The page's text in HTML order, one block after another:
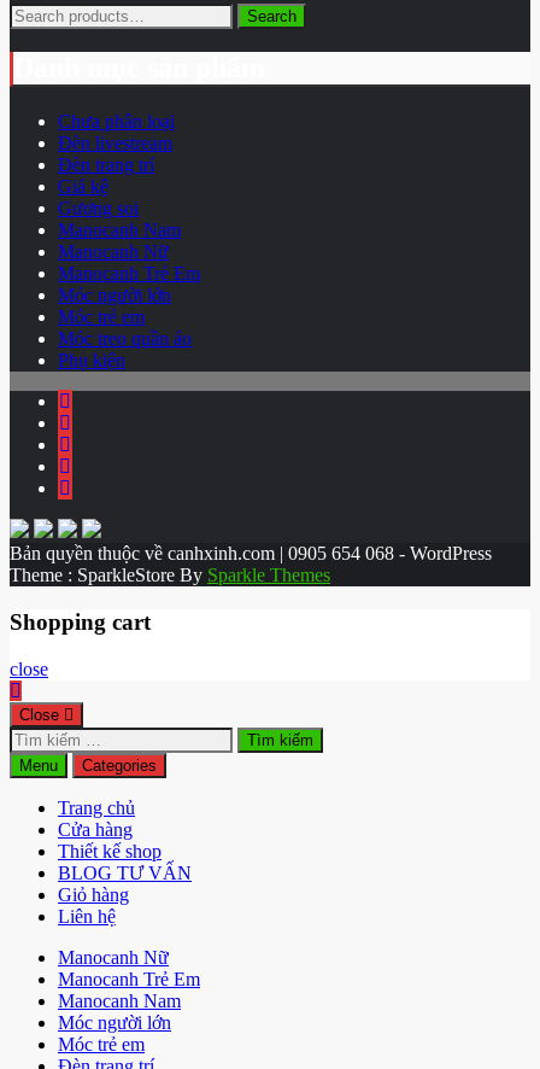
Search
for:
Search
Chưa phân loại
Đèn livestream
Đèn trang trí
Giá kệ
Gương soi
Manocanh Nam
Manocanh Nữ
Manocanh Trẻ Em
Móc người lớn
Móc trẻ em
Móc treo quần áo
Phụ kiện
Bản quyền thuộc về canhxinh.com | 0905 654 068 - WordPress
Theme : SparkleStore By Sparkle Themes
Shopping cart
close
Close
Tìm
kiếm
cho:
Menu Categories
Trang chủ
Cửa hàng
Thiết kế shop
BLOG TƯ VẤN
Giỏ hàng
Liên hệ
Manocanh Nữ
Manocanh Trẻ Em
Manocanh Nam
Móc người lớn
Móc trẻ em